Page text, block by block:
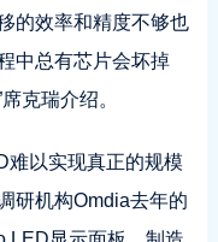
的效率和精度不够也
中总有芯片会坏掉
克瑞介绍。
难以实现真正的规模
研机构Omdia去年的